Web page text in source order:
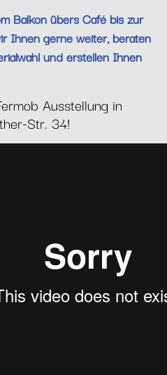
Balkon übers Café bis zur
Ihnen gerne weiter, beraten
und erstellen Ihnen
Ausstellung in
Str. 34!